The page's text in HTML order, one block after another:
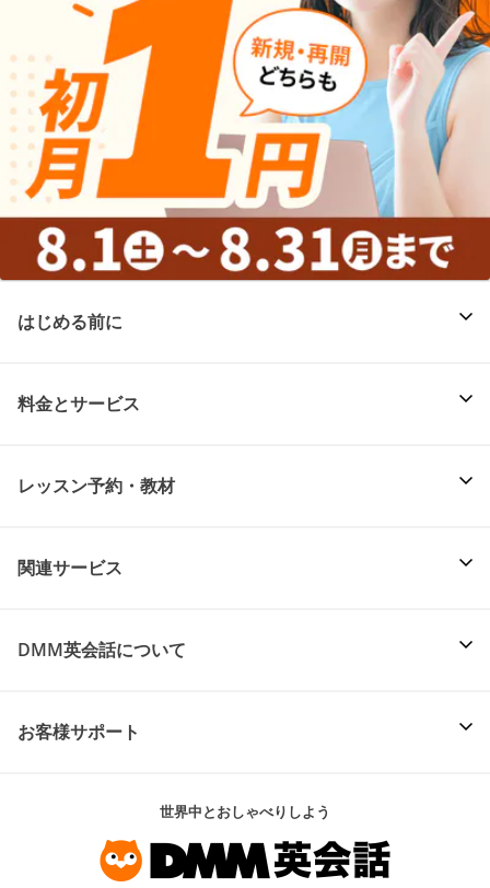
はじめる前に
料金とサービス
レッスン予約・教材
関連サービス
DMM英会話について
お客様サポート
世界中とおしゃべりしよう